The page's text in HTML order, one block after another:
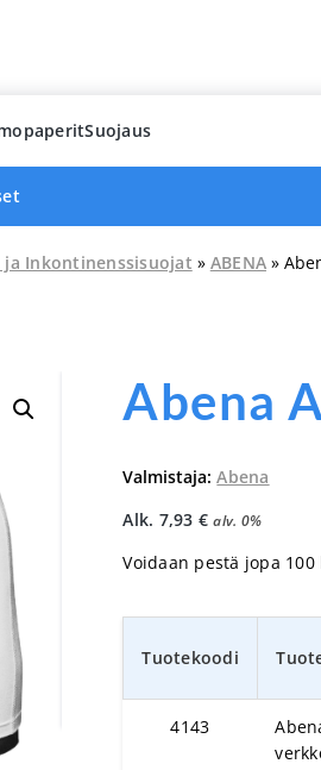
Suojaus
ja Inkontinenssisuojat » ABENA »
Abena
Valmistaja:Abena
Alk. 7,93 € alv. 0%
Voidaan pestä jopa 100
Tuotekoodi
4143